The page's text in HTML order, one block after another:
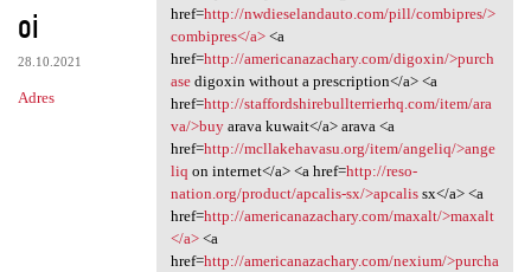
oi
28.10.2021
Adres
href=http://nwdieselandauto.com/pill/combipres/>
combipres</a><a
href=http://americanazachary.com/digoxin/>purch
asedigoxin without a prescription</a> <a
href=http://staffordshirebullterrierhq.com/item/ara
va/>buyarava kuwait</a> arava <a
href=http://mcllakehavasu.org/item/angeliq/>ange
liq on internet</a> <a href=http://reso-
nation.org/product/apcalis-sx/>apcalissx</a> <a
href=http://americanazachary.com/maxalt/>maxalt
</a><a
href=http://americanazachary.com/nexium/>purcha